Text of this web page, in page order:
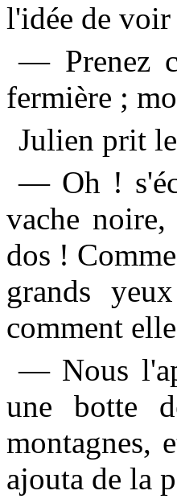
l'idée de voir
— Prenez
fermière ;
Julien prit
— Oh !
vache
dos !
grands
comment
— Nous
une botte
montagnes,
ajouta de la